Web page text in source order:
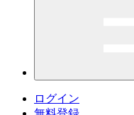
ログイン